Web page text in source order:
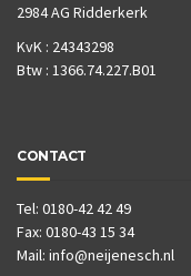
2984 AG Ridderkerk
KvK : 24343298
Btw : 1366.74.227.B01
CONTACT
Tel: 0180-42 42 49
Fax: 0180-43 15 34
Mail: info@neijenesch.nl